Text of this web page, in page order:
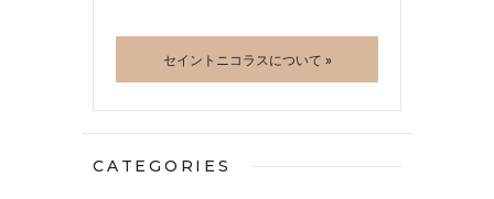
セイントニコラスについて »
CATEGORIES